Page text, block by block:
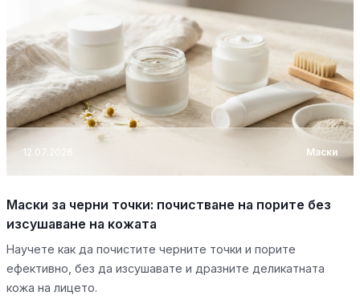
12.07.2026 Маски
Маски за черни точки: почистване на порите без
изсушаване на кожата
Научете как да почистите черните точки и порите
ефективно, без да изсушавате и дразните деликатната
кожа на лицето.